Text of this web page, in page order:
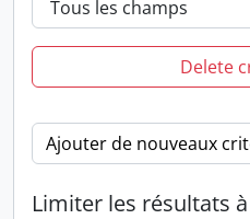
Delete
Ajouter de nouveaux
Limiter les résultats